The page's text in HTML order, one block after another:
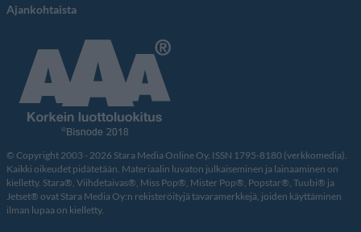
Ajankohtaista
© Copyright 2003 - 2026 Stara Media Online Oy. ISSN 1795-8180 (verkkomedia).
Kaikki oikeudet pidätetään. Materiaalin luvaton julkaiseminen ja lainaaminen on
kielletty. Stara®, Viihdetaivas®, Miss Pop®, Mister Pop®, Popstar®, Tuubi® ja
Jetset® ovat Stara Media Oy:n rekisteröityjä tavaramerkkejä, joiden käyttäminen
ilman lupaa on kielletty.